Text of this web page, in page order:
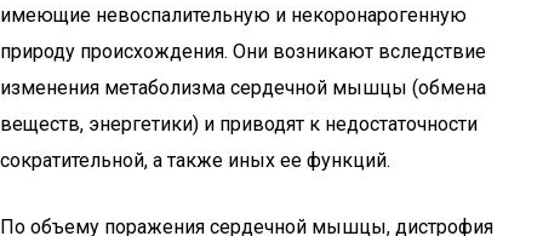
имеющие невоспалительную и некоронарогенную
природу происхождения. Они возникают вследствие
изменения метаболизма сердечной мышцы (обмена
веществ, энергетики) и приводят к недостаточности
сократительной, а также иных ее функций.
По объему поражения сердечной мышцы, дистрофия